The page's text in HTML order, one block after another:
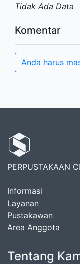
Tidak Ada Data
Komentar
Anda harus
PERPUSTAKAAN
Informasi
Layanan
Pustakawan
Area Anggota
Tentang